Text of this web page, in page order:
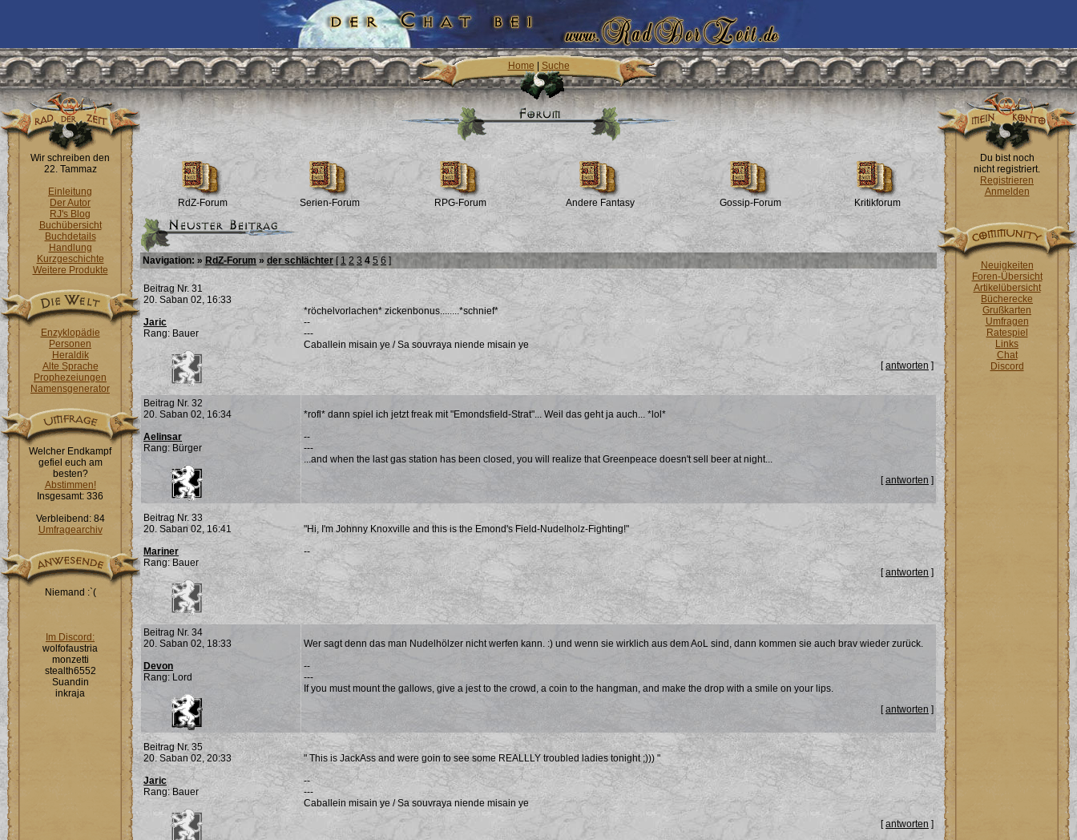
Home Suche
Wir schreiben den
22. Tammaz
Einleitung
Der Autor
RJ's Blog
Buchübersicht
Buchdetails
Handlung
Kurzgeschichte
Weitere Produkte
Enzyklopädie
Personen
Heraldik
Alte Sprache
Prophezeiungen
Namensgenerator
Welcher Endkampf
gefiel euch am
besten?
Abstimmen!
Insgesamt: 336
Verbleibend: 84
Umfragearchiv
Niemand :`(
Im Discord:
wolfofaustria
monzetti
stealth6552
Suandin
inkraja
RdZ-Forum Serien-Forum RPG-Forum Andere Fantasy Gossip-Forum Kritikforum
Navigation: » RdZ-Forum » der schlächter [ 1 2 3 4 5 6 ]
Beitrag Nr. 31
20. Saban 02, 16:33
Jaric
Rang: Bauer
*röchelvorlachen* zickenbonus........*schnief*
--
---
Caballein misain ye / Sa souvraya niende misain ye
[antworten ]
Beitrag Nr. 32
20. Saban 02, 16:34
Aelinsar
Rang: Bürger
*rofl* dann spiel ich jetzt freak mit "Emondsfield-Strat"... Weil das geht ja auch... *lol*
--
---
...and when the last gas station has been closed, you will realize that Greenpeace doesn't sell beer at night...
[antworten ]
Beitrag Nr. 33
20. Saban 02, 16:41
Mariner
Rang: Bauer
"Hi, I'm Johnny Knoxville and this is the Emond's Field-Nudelholz-Fighting!"
--
[antworten]
Beitrag Nr. 34
20. Saban 02, 18:33
Devon
Rang: Lord
Wer sagt denn das man Nudelhölzer nicht werfen kann. :) und wenn sie wirklich aus dem AoL sind, dann kommen sie auch brav wieder zurück.
--
---
If you must mount the gallows, give a jest to the crowd, a coin to the hangman, and make the drop with a smile on your lips.
[antworten ]
Beitrag Nr. 35
20. Saban 02, 20:33
Jaric
Rang: Bauer
" This is JackAss and were goin to see some REALLLY troubled ladies tonight ;))) "
--
---
Caballein misain ye / Sa souvraya niende misain ye
[antworten ]
Du bist noch
nicht registriert.
Registrieren
Anmelden
Neuigkeiten
Foren-Übersicht
Artikelübersicht
Bücherecke
Grußkarten
Umfragen
Ratespiel
Links
Chat
Discord